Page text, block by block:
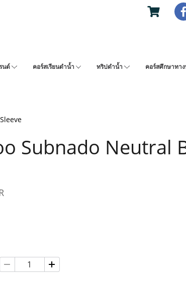
นด์ คอร์สเรียนดำน้ำ ทริปดำน้ำ คอร์สศึกษาทาง
Subnado Neutral